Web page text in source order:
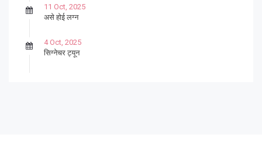
11 Oct, 2025
असे होई लग्न
4 Oct, 2025
सिग्नेचर ट्यून